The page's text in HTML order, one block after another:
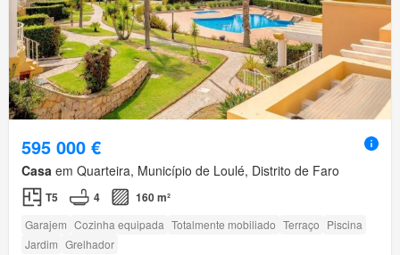
595 000 €
Casa em Quarteira, Município de Loulé, Distrito de Faro
T5 4 160 m²
Garajem Cozinha equipada Totalmente mobiliado Terraço Piscina
Jardim Grelhador